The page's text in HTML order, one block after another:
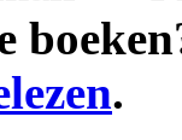
.